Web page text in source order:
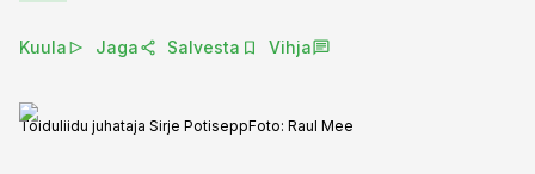
Kuula Jaga Salvesta Vihja
Toiduliidu juhataja Sirje PotiseppFoto: Raul Mee